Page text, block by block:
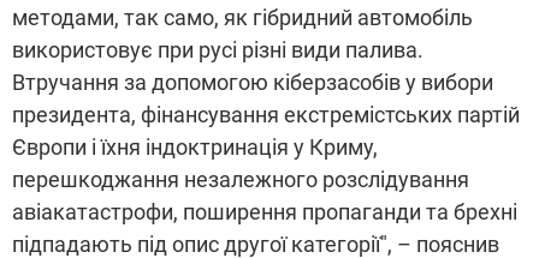
методами, так само, як гібридний автомобіль
використовує при русі різні види палива.
Втручання за допомогою кіберзасобів у вибори
президента, фінансування екстремістських партій
Європи і їхня індоктринація у Криму,
перешкоджання незалежного розслідування
авіакатастрофи, поширення пропаганди та брехні
підпадають під опис другої категорії", – пояснив